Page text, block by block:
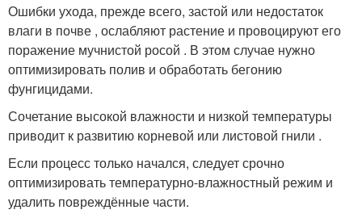
Ошибки ухода, прежде всего, застой или недостаток
влаги в почве , ослабляют растение и провоцируют его
поражение мучнистой росой . В этом случае нужно
оптимизировать полив и обработать бегонию
фунгицидами.
Сочетание высокой влажности и низкой температуры
приводит к развитию корневой или листовой гнили .
Если процесс только начался, следует срочно
оптимизировать температурно-влажностный режим и
удалить повреждённые части.